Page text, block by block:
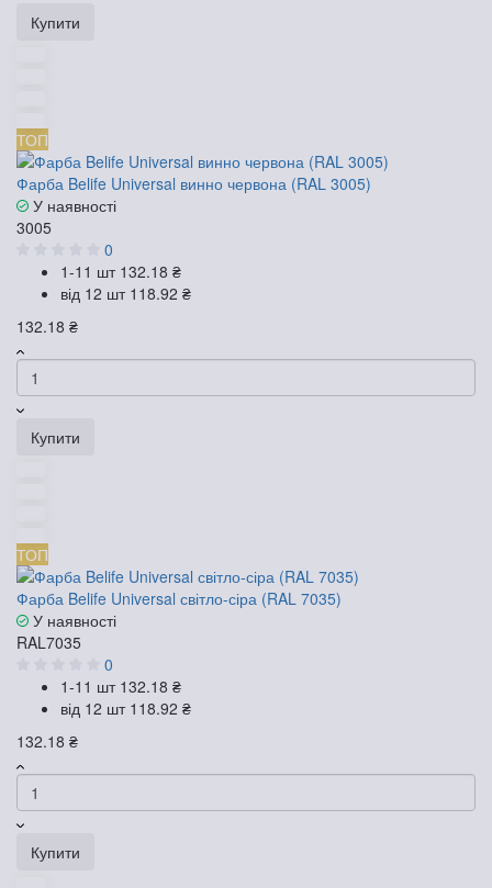
Купити
ТОП
Фарба Belife Universal винно червона (RAL 3005)
У наявності
3005
0
1-11 шт 132.18 ₴
від 12 шт 118.92 ₴
132.18 ₴
Купити
ТОП
Фарба Belife Universal світло-сіра (RAL 7035)
У наявності
RAL7035
0
1-11 шт 132.18 ₴
від 12 шт 118.92 ₴
132.18 ₴
Купити